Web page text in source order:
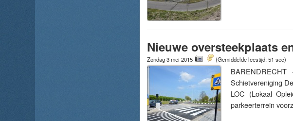
Nieuwe oversteekplaats
Zondag 3 mei 2015 (Gemiddelde leestijd: 51 sec)
Schietvereniging
LOC (Lokaal
parkeerterrein